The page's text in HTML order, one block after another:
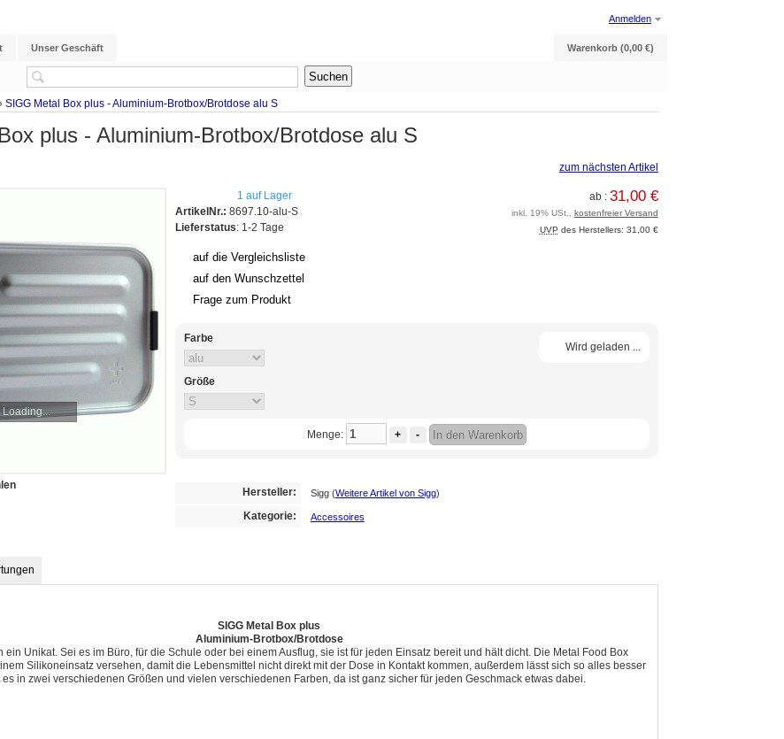
Unser Geschäft Warenkorb (0,00 €)
Anmelden
SIGG Metal Box plus - Aluminium-Brotbox/Brotdose alu S
plus - Aluminium-Brotbox/Brotdose alu S
zum nächsten Artikel
Loading...
1 auf Lager
ArtikelNr.: 8697.10-alu-S
Lieferstatus: 1-2 Tage
auf die Vergleichsliste
auf den Wunschzettel
Frage zum Produkt
ab : 31,00 €
inkl. 19% USt., kostenfreier Versand
UVP des Herstellers: 31,00 €
Wird geladen ...
Farbe
Größe
Menge: + - In den Warenkorb
Hersteller: Sigg (Weitere Artikel von Sigg)
Kategorie: Accessoires
SIGG Metal Box plus
Aluminium-Brotbox/Brotdose
ein Unikat. Sei es im Büro, für die Schule oder bei einem Ausflug, sie ist für jeden Einsatz bereit und hält dicht. Die Metal Food Box
Silikoneinsatz versehen, damit die Lebensmittel nicht direkt mit der Dose in Kontakt kommen, außerdem lässt sich so alles besser
in zwei verschiedenen Größen und vielen verschiedenen Farben, da ist ganz sicher für jeden Geschmack etwas dabei.